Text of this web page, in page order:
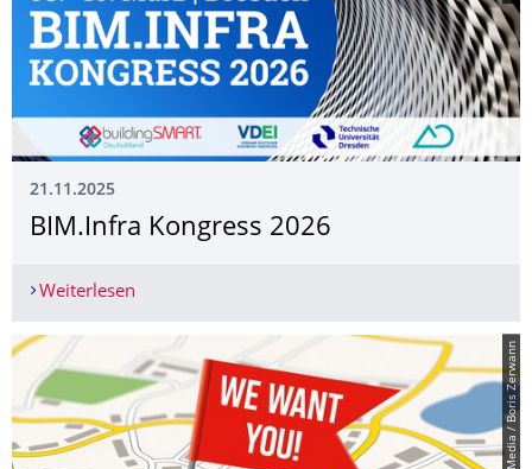
21.11.2025
BIM.Infra Kongress 2026
Weiterlesen